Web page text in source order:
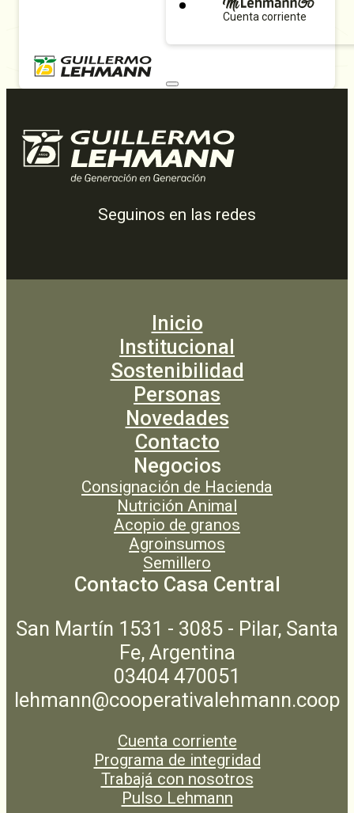
Cuenta corriente
Seguinos en las redes
Inicio
Institucional
Sostenibilidad
Personas
Novedades
Contacto
Negocios
Consignación de Hacienda
Nutrición Animal
Acopio de granos
Agroinsumos
Semillero
Contacto Casa Central
San Martín 1531 - 3085 - Pilar, Santa
Fe, Argentina
03404 470051
lehmann@cooperativalehmann.coop
Cuenta corriente
Programa de integridad
Trabajá con nosotros
Pulso Lehmann